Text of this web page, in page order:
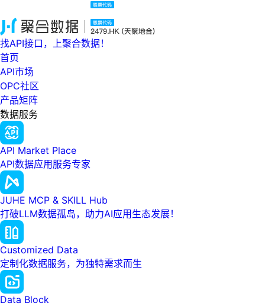
找API接口，上聚合数据！
首页
API市场
OPC社区
产品矩阵
数据服务
API Market Place
API数据应用服务专家
JUHE MCP & SKILL Hub
打破LLM数据孤岛，助力AI应用生态发展！
Customized Data
定制化数据服务，为独特需求而生
Data Block